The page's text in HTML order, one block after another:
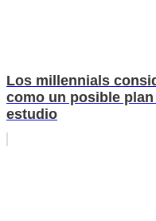
Los millennials
como un posible
estudio